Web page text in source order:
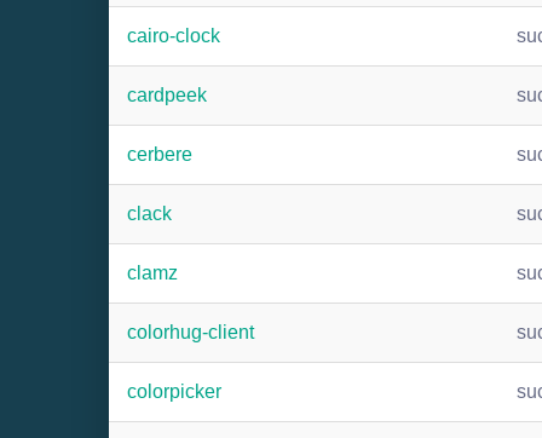
cairo-clock
cardpeek
cerbere
clack
clamz
colorhug-client
colorpicker